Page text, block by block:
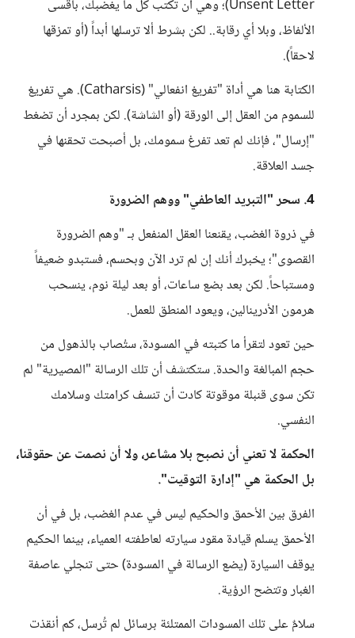
Unsent Letter)؛ وهي أن تكتب كل ما يغضبك، بأقسى
الألفاظ، وبلا أي رقابة.. لكن بشرط ألا ترسلها أبداً (أو تمزقها
لاحقاً).
الكتابة هنا هي أداة "تفريغ انفعالي" (Catharsis). هي تفريغ
للسموم من العقل إلى الورقة (أو الشاشة). لكن بمجرد أن تضغط
"إرسال"، فإنك لم تعد تفرغ سمومك، بل أصبحت تحقنها في
جسد العلاقة.
​4. سحر "التبريد العاطفي" ووهم الضرورة
​في ذروة الغضب، يقنعنا العقل المنفعل بـ "وهم الضرورة
القصوى"؛ يخبرك أنك إن لم ترد الآن وبحسم، فستبدو ضعيفاً
ومستباحاً. لكن بعد بضع ساعات، أو بعد ليلة نوم، ينسحب
هرمون الأدرينالين، ويعود المنطق للعمل.
حين تعود لتقرأ ما كتبته في المسودة، ستُصاب بالذهول من
حجم المبالغة والحدة. ستكتشف أن تلك الرسالة "المصيرية" لم
تكن سوى قنبلة موقوتة كادت أن تنسف كرامتك وسلامك
النفسي.
​الحكمة لا تعني أن نصبح بلا مشاعر، ولا أن نصمت عن حقوقنا،
بل الحكمة هي "إدارة التوقيت".
الفرق بين الأحمق والحكيم ليس في عدم الغضب، بل في أن
الأحمق يسلم قيادة مقود سيارته لعاطفته العمياء، بينما الحكيم
يوقف السيارة (يضع الرسالة في المسودة) حتى تنجلي عاصفة
الغبار وتتضح الرؤية.
سلامٌ على تلك المسودات الممتلئة برسائل لم تُرسل، كم أنقذت